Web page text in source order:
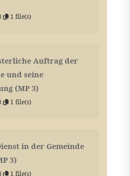
1 file(s)
Auftrag der
und seine
(MP 3)
1 file(s)
in der Gemeinde
3)
1 file(s)